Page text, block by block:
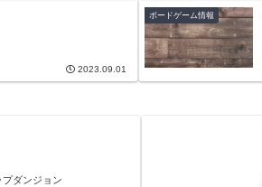
2023.09.01
ボードゲーム情報
プダンジョン